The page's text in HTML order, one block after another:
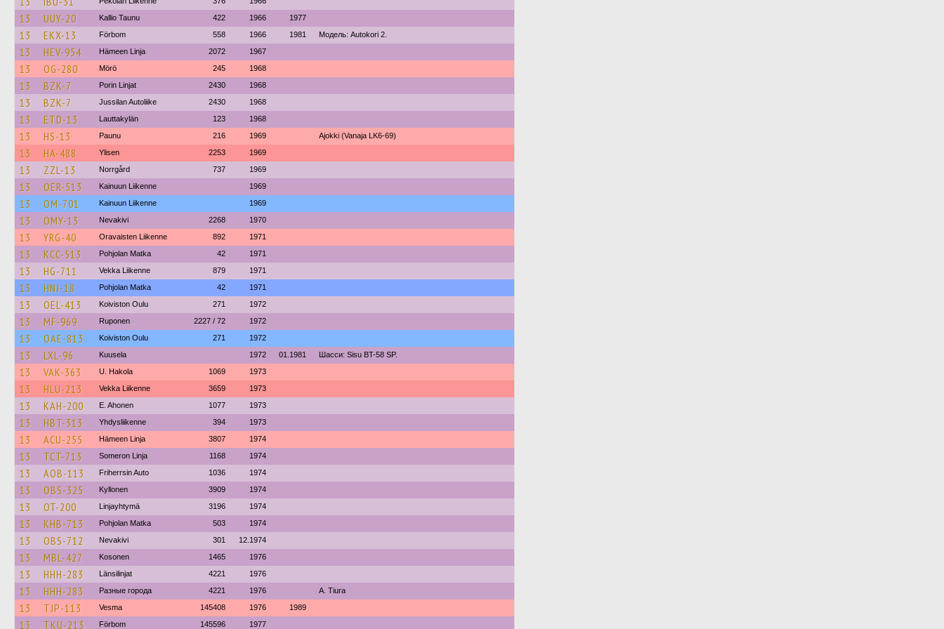
13 UUY-20 Kallio Taunu 422 1966 1977
13 EKX-13 Förbom 558 1966 1981 Модель: Autokori 2.
13 HEV-954 Hämeen Linja 2072 1967
13 OG-280 Mörö 245 1968
13 BZK-7 Porin Linjat 2430 1968
13 BZK-7 Jussilan Autoliike 2430 1968
13 ETD-13 Lauttakylän 123 1968
13 HS-13 Paunu 216 1969 Ajokki (Vanaja LK6-69)
13 HA-488 Ylisen 2253 1969
13 ZZL-13 Norrgård 737 1969
13 OER-513 Kainuun Liikenne 1969
13 OM-701 Kainuun Liikenne 1969
13 OMY-13 Nevakivi 2268 1970
13 YRG-40 Oravaisten Liikenne 892 1971
13 KCC-513 Pohjolan Matka 42 1971
13 HG-711 Vekka Liikenne 879 1971
13 HNJ-18 Pohjolan Matka 42 1971
13 OEL-413 Koiviston Oulu 271 1972
13 MF-969 Ruponen 2227 / 72 1972
13 OAE-813 Koiviston Oulu 271 1972
13 LXL-96 Kuusela 1972 01.1981 Шасси: Sisu BT-58 SP.
13 VAK-363 U. Hakola 1069 1973
13 HLU-213 Vekka Liikenne 3659 1973
13 KAH-200 E. Ahonen 1077 1973
13 HBT-313 Yhdysliikenne 394 1973
13 ACU-255 Hämeen Linja 3807 1974
13 TCT-713 Someron Linja 1168 1974
13 AOB-113 Friherrsin Auto 1036 1974
13 OBS-325 Kyllonen 3909 1974
13 OT-200 Linjayhtymä 3196 1974
13 KHB-713 Pohjolan Matka 503 1974
13 OBS-712 Nevakivi 301 12.1974
13 MBL-427 Kosonen 1465 1976
13 HHH-283 Länsilinjat 4221 1976
13 HHH-283 Разные города 4221 1976 A. Tiura
13 TJP-113 Vesma 145408 1976 1989
13 TKU-213 Förbom 145596 1977